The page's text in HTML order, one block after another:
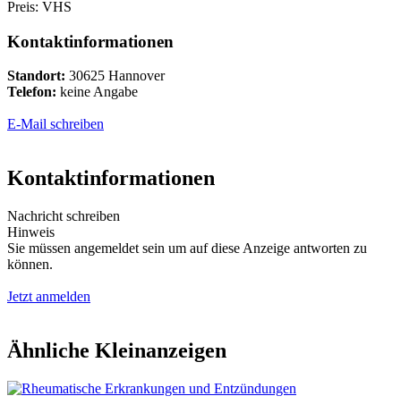
Preis: VHS
Kontaktinformationen
Standort: 30625 Hannover
Telefon: keine Angabe
E-Mail schreiben
Kontaktinformationen
Nachricht schreiben
Hinweis
Sie müssen angemeldet sein um auf diese Anzeige antworten zu
können.
Jetzt anmelden
Ähnliche Kleinanzeigen